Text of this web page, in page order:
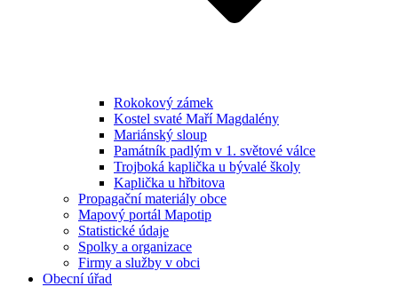
Rokokový zámek
Kostel svaté Maří Magdalény
Mariánský sloup
Památník padlým v 1. světové válce
Trojboká kaplička u bývalé školy
Kaplička u hřbitova
Propagační materiály obce
Mapový portál Mapotip
Statistické údaje
Spolky a organizace
Firmy a služby v obci
Obecní úřad